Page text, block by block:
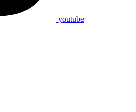
youtube